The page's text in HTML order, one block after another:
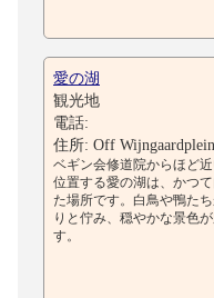
愛の湖
観光地
電話:
住所: Off Wijngaardplein
ベギン会修道院からほど
位置する愛の湖は、かつ
た場所です。白鳥や鴨た
りと佇み、穏やかな景色
す。